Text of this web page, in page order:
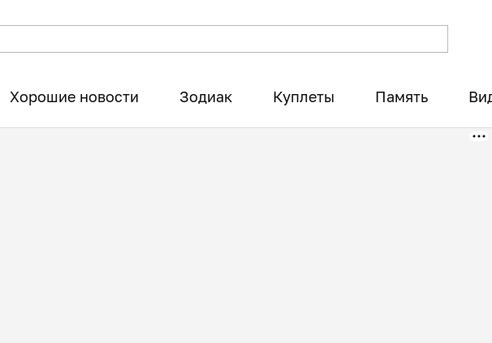
Хорошие новости Зодиак Куплеты Память